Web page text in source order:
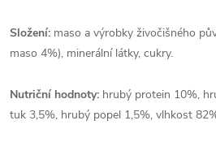
Složení: maso a výrobky živočišného
maso 4%), minerální látky, cukry.
Nutriční hodnoty: hrubý protein 10%,
tuk 3,5%, hrubý popel 1,5%, vlhkost